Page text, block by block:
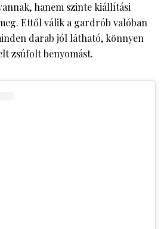
hanem szinte kiállítási
Ettől válik a gardrób valóban
darab jól látható, könnyen
zsúfolt benyomást.